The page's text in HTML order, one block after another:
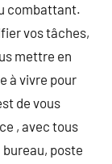
combattant.
vos tâches,
mettre en
à vivre pour
de vous
, avec tous
poste